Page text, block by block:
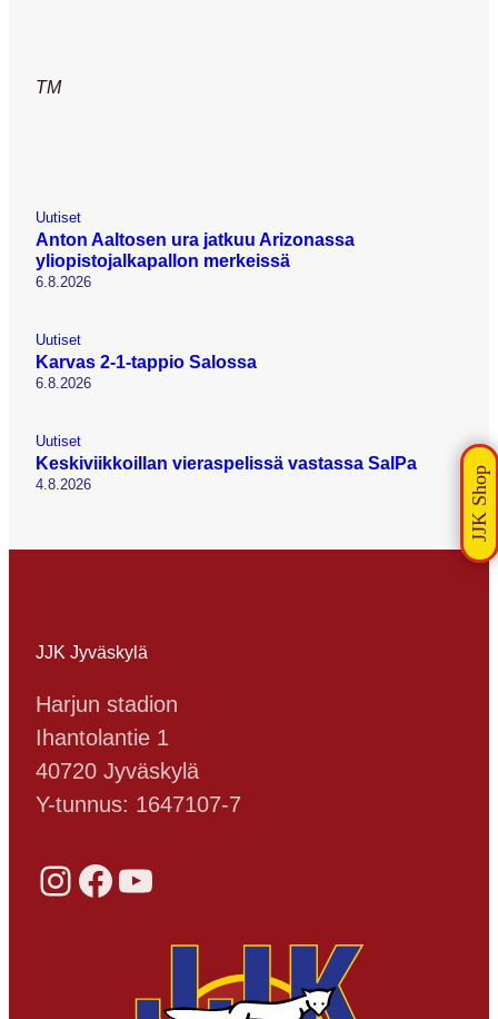
TM
Uutiset
Anton Aaltosen ura jatkuu Arizonassa
yliopistojalkapallon merkeissä
6.8.2026
Uutiset
Karvas 2-1-tappio Salossa
6.8.2026
Uutiset
Keskiviikkoillan vieraspelissä vastassa SalPa
4.8.2026
JJK Jyväskylä
Harjun stadion
Ihantolantie 1
40720 Jyväskylä
Y-tunnus: 1647107-7
Instagram Facebook YouTube